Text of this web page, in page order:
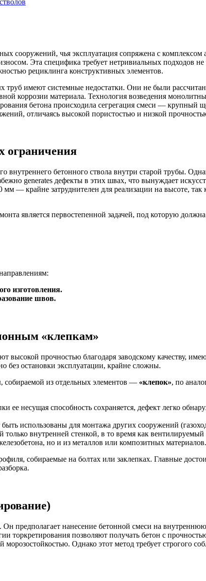
сооружений, чья эксплуатация сопряжена с
Эта специфика требует нетривиальных подходов
рециклинга конструктивных элементов.
имеют системные недостатки. Они не были
коррозии материала. Технология возведения
бетона происходила сегрегация смеси — крупный
отличаясь высокой пористостью и низкой
ограничения
внутреннего бетонного ствола внутри старой трубы.
generates дефекты в этих швах, что вынуждает
— крайне затруднителен для реализации на высоте, так
является первостепенной задачей, под которую
изготовления.
швов.
«клепкам»
высокой прочностью благодаря заводскому качеству,
без остановки эксплуатации, крайне сложны.
собираемой из отдельных элементов — «клепок», по
ее несущая способность сохраняется, дефект легко
использованы для монтажа других сооружений
только внутренней стенкой, в то время как
но и из металлов или композитных материалов.
собираемые на болтах или заклепках. Главные
предполагает нанесение бетонной смеси на
торкретирования позволяют получать бетон с
Однако этот метод требует строгого